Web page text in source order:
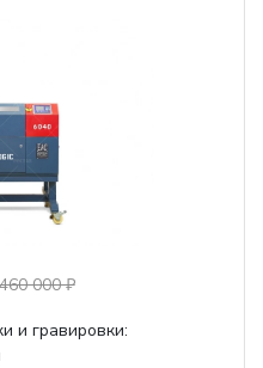
000 ₽
и гравировки: